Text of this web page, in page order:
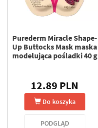
Purederm Miracle Shape-
Up Buttocks Mask maska
modelująca pośladki 40 g
12.89 PLN
Do koszyka
PODGLĄD